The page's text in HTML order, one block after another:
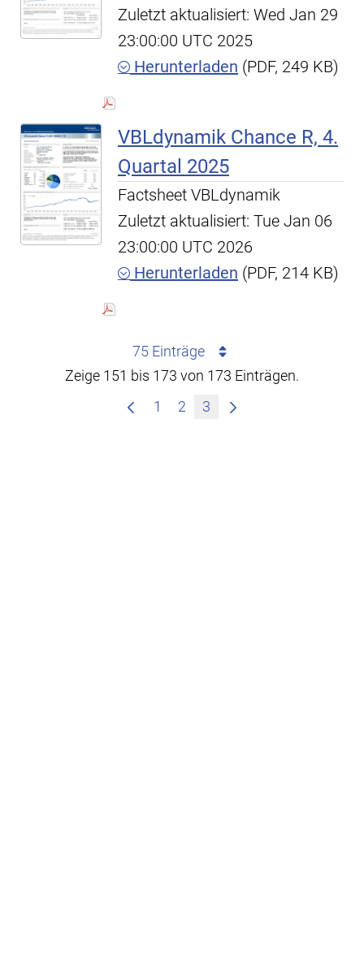
Zuletzt aktualisiert: Wed Jan 29
23:00:00 UTC 2025
Herunterladen (PDF, 249 KB)
VBLdynamik Chance R, 4.
Quartal 2025
Factsheet VBLdynamik
Zuletzt aktualisiert: Tue Jan 06
23:00:00 UTC 2026
Herunterladen (PDF, 214 KB)
75 Einträge
Zeige 151 bis 173 von 173 Einträgen.
1
2 3